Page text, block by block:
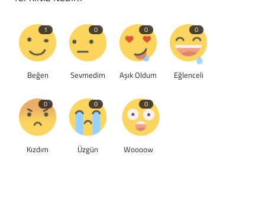
1
Beğen
0
Sevmedim
0
Aşık Oldum
0
Eğlenceli
0
Kızdım
0
Üzgün
0
Woooow